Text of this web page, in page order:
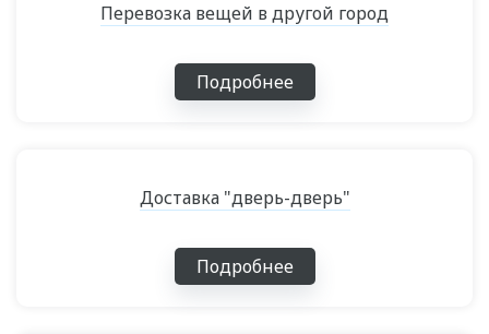
Перевозка вещей в другой город
Подробнее
Доставка "дверь-дверь"
Подробнее